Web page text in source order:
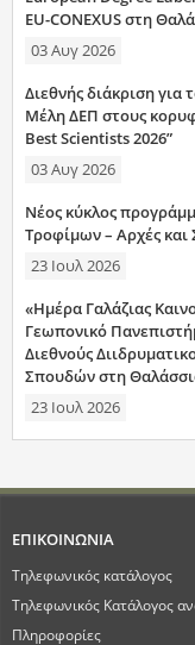
EU-CONEXUS στη
03 Αυγ 2026
Διεθνής διάκριση
Μέλη ΔΕΠ στους
Best Scientists 2026”
03 Αυγ 2026
Νέος κύκλος
Τροφίμων – Αρχές και
23 Ιουλ 2026
«Ημέρα Γαλάζιας
Γεωπονικό
Διεθνούς
Σπουδών στη
23 Ιουλ 2026
ΕΠΙΚΟΙΝΩΝΙΑ
Τηλεφωνικός κατάλογος
Τηλεφωνικός Κατάλογος
Πληροφορίες